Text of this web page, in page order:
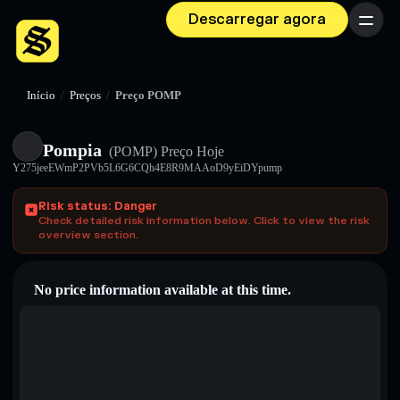
Descarregar agora Menu
Início / Preços / Preço POMP
Pompia (POMP) Preço Hoje
Y275jeeEWmP2PVb5L6G6CQh4E8R9MAAoD9yEiDYpump
Risk status: Danger
Check detailed risk information below. Click to view the risk
overview section.
No price information available at this time.